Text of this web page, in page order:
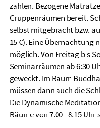
zahlen. Bezogene
Gruppenräumen bereit.
selbst mitgebracht bzw.
15 €). Eine Übernachtung
möglich. Von Freitag bis
Seminarräumen ab 6:30
geweckt. Im Raum
müssen dann auch die
Die Dynamische
Räume von 7:00 - 8:15 Uhr